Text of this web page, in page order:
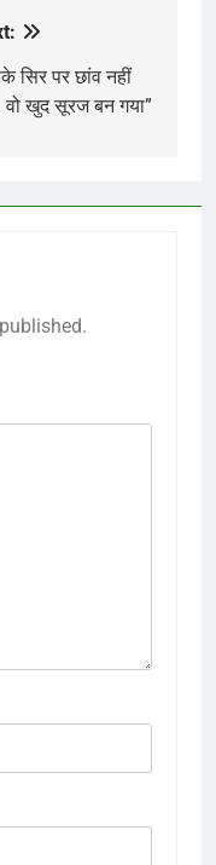
सिर पर छांव नहीं
खुद सूरज बन गया”